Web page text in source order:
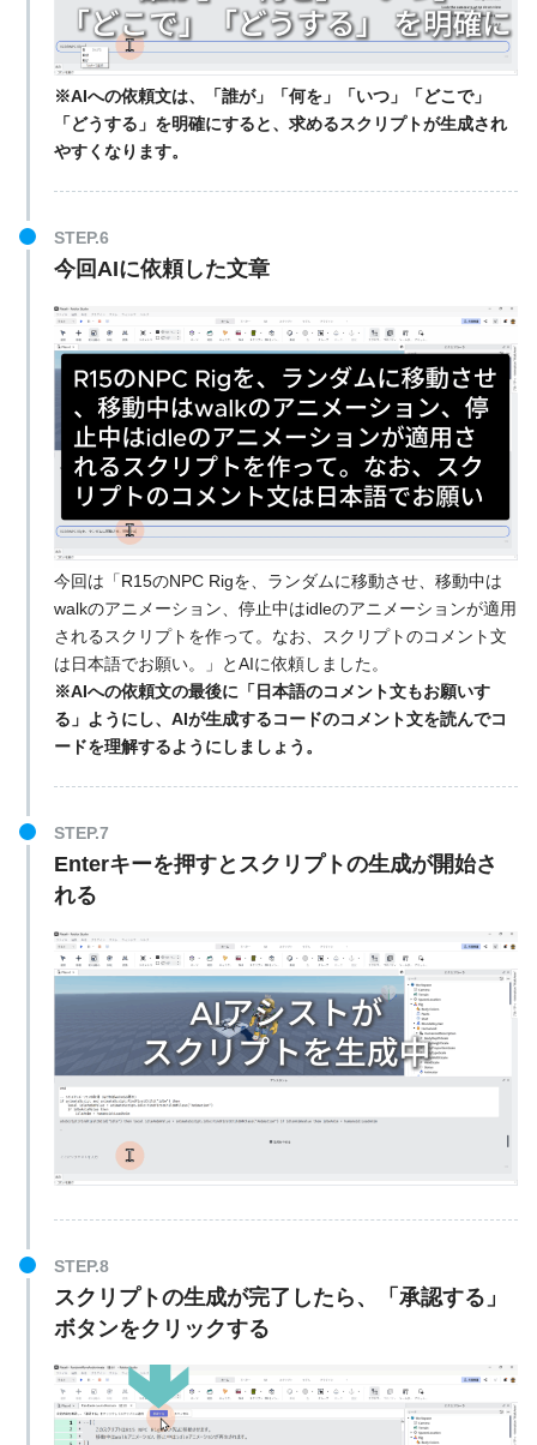
※AIへの依頼文は、「誰が」「何を」「いつ」「どこで」
「どうする」を明確にすると、求めるスクリプトが生成され
やすくなります。
STEP.6
今回AIに依頼した文章
今回は「R15のNPC Rigを、ランダムに移動させ、移動中は
walkのアニメーション、停止中はidleのアニメーションが適用
されるスクリプトを作って。なお、スクリプトのコメント文
は日本語でお願い。」とAIに依頼しました。
※AIへの依頼文の最後に「日本語のコメント文もお願いす
る」ようにし、AIが生成するコードのコメント文を読んでコ
ードを理解するようにしましょう。
STEP.7
Enterキーを押すとスクリプトの生成が開始さ
れる
STEP.8
スクリプトの生成が完了したら、「承認する」
ボタンをクリックする